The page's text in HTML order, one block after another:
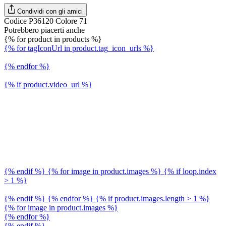
Condividi con gli amici
Codice P36120 Colore 71
Potrebbero piacerti anche
{% for product in products %}
{% for tagIconUrl in product.tag_icon_urls %}
{% endfor %}
{% if product.video_url %}
{% endif %} {% for image in product.images %} {% if loop.index
> 1 %}
{% endif %} {% endfor %} {% if product.images.length > 1 %}
{% for image in product.images %}
{% endfor %}